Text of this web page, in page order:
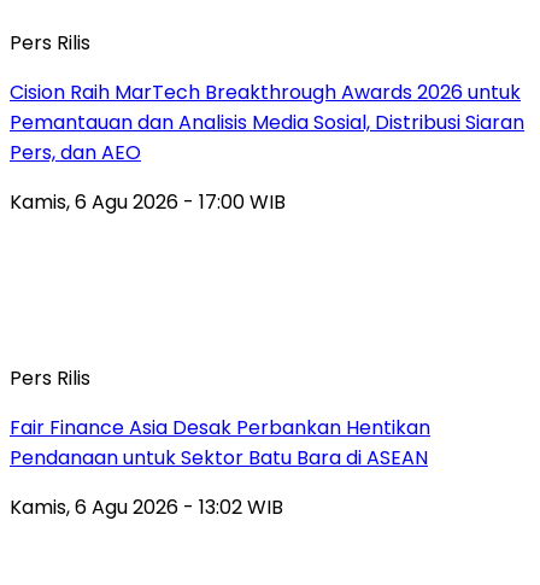
Pers Rilis
Cision Raih MarTech Breakthrough Awards 2026 untuk
Pemantauan dan Analisis Media Sosial, Distribusi Siaran
Pers, dan AEO
Kamis, 6 Agu 2026 - 17:00 WIB
Pers Rilis
Fair Finance Asia Desak Perbankan Hentikan
Pendanaan untuk Sektor Batu Bara di ASEAN
Kamis, 6 Agu 2026 - 13:02 WIB